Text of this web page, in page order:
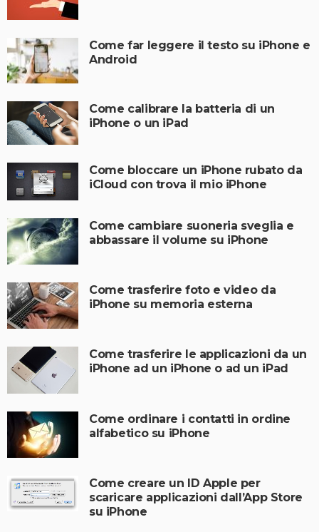
Come far leggere il testo su iPhone e
Android
Come calibrare la batteria di un
iPhone o un iPad
Come bloccare un iPhone rubato da
iCloud con trova il mio iPhone
Come cambiare suoneria sveglia e
abbassare il volume su iPhone
Come trasferire foto e video da
iPhone su memoria esterna
Come trasferire le applicazioni da un
iPhone ad un iPhone o ad un iPad
Come ordinare i contatti in ordine
alfabetico su iPhone
Come creare un ID Apple per
scaricare applicazioni dall’App Store
su iPhone